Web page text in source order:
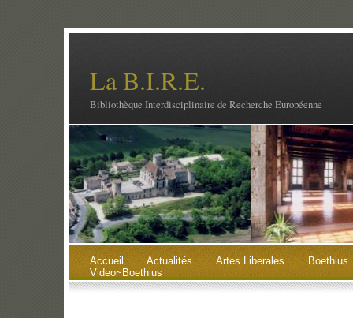
La B.I.R.E.
Bibliothèque Interdisciplinaire de Recherche Européenne
Accueil Actualités Artes Liberales
Boethius
Video~Boethius